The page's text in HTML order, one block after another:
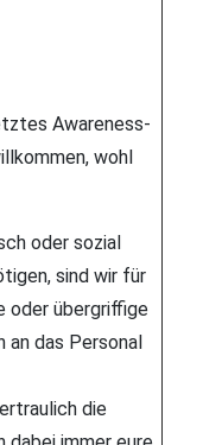
Awareness-
wohl
oder sozial
sind wir für
oder übergriffige
an das Personal
die